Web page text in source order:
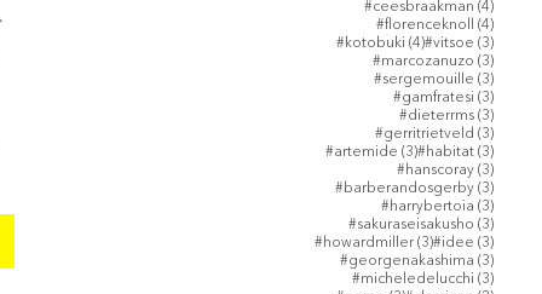
#ceesbraakman (4)4 posts
#florenceknoll (4)4 posts
#kotobuki (4)4 posts
#vitsoe (3)3 posts
#marcozanuzo (3)3 posts
#sergemouille (3)3 posts
#gamfratesi (3)3 posts
#dieterrms (3)3 posts
#gerritrietveld (3)3 posts
#artemide (3)3 posts
#habitat (3)3 posts
#hanscoray (3)3 posts
#barberandosgerby (3)3 posts
#harrybertoia (3)3 posts
#sakuraseisakusho (3)3 posts
#howardmiller (3)3 posts
#idee (3)3 posts
#georgenakashima (3)3 posts
#micheledelucchi (3)3 posts